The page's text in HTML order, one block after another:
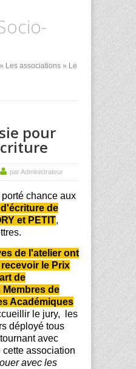
» Les associations » Le
pour
par Administrateur
chance aux
d'écriture de
et PETIT,
de l'atelier ont
le Prix
de
de
Académiques
le jury, les
déployé tous
avec
cette association
avec les